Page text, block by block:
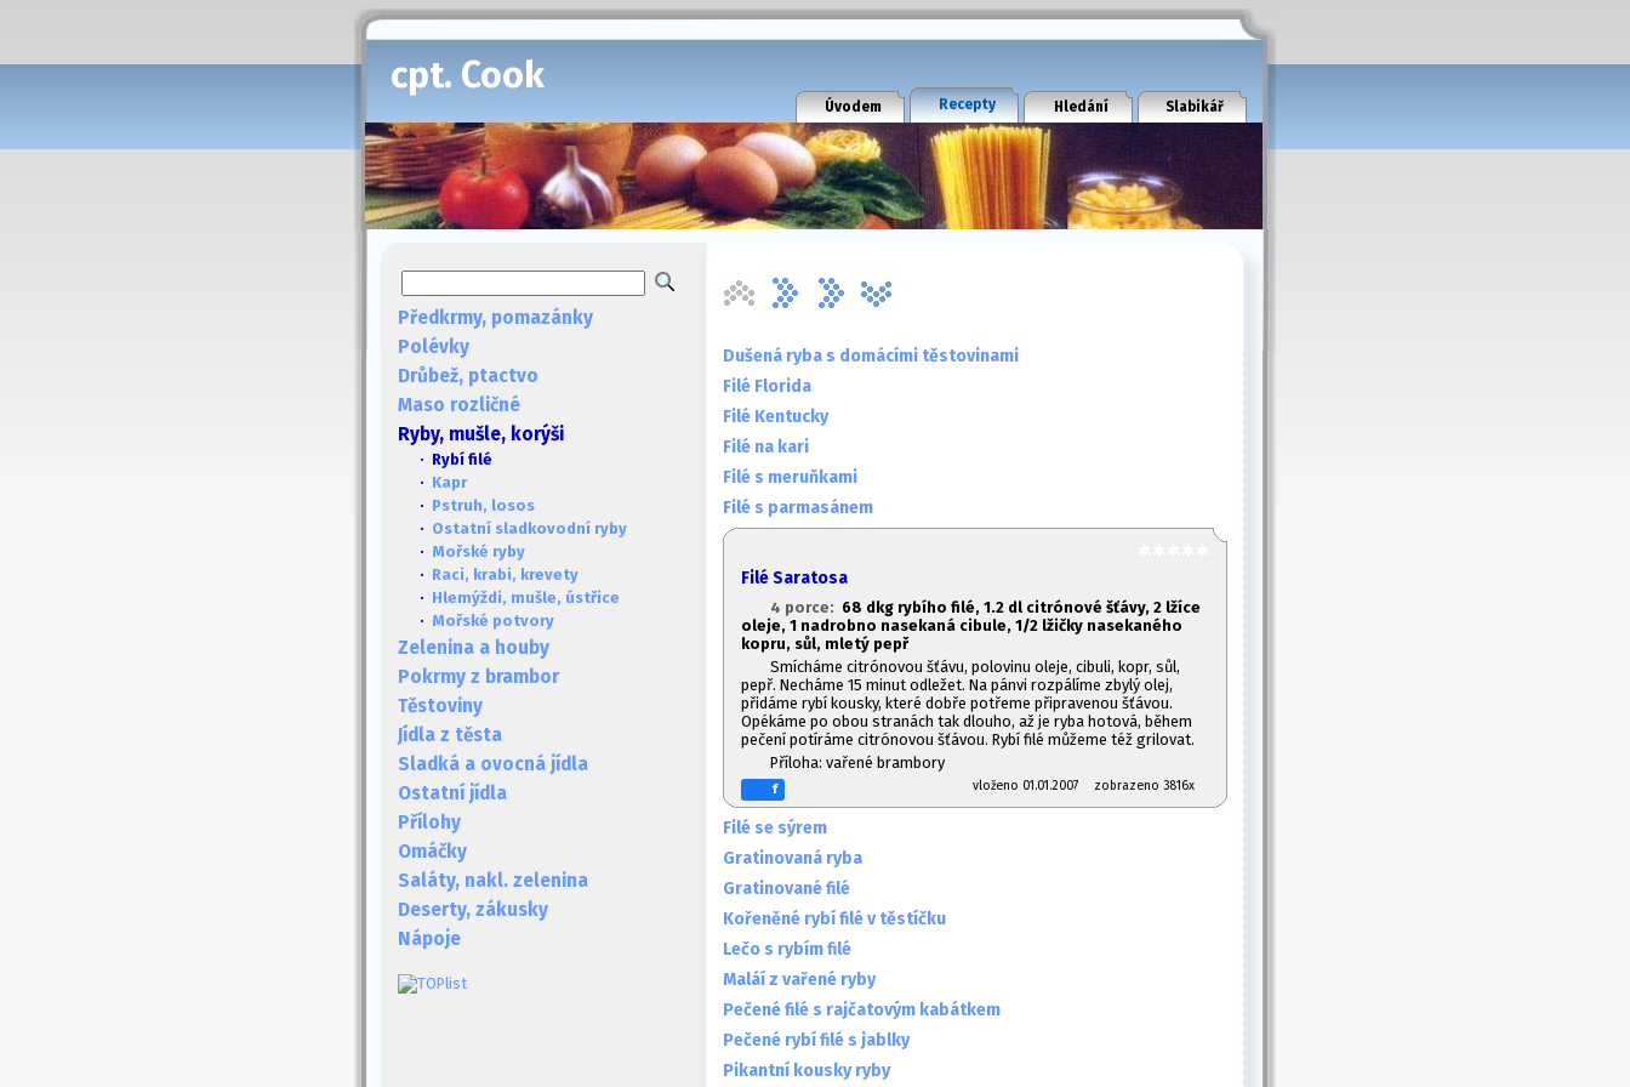
cpt. Cook
Úvodem Recepty Hledání Slabikář
Předkrmy, pomazánky
Polévky
Drůbež, ptactvo
Maso rozličné
Ryby, mušle, korýši
· Rybí filé
· Kapr
· Pstruh, losos
· Ostatní sladkovodní ryby
· Mořské ryby
· Raci, krabi, krevety
· Hlemýždi, mušle, ústřice
· Mořské potvory
Zelenina a houby
Pokrmy z brambor
Těstoviny
Jídla z těsta
Sladká a ovocná jídla
Ostatní jídla
Přílohy
Omáčky
Saláty, nakl. zelenina
Deserty, zákusky
Nápoje
Dušená ryba s domácími těstovinami
Filé Florida
Filé Kentucky
Filé na kari
Filé s meruňkami
Filé s parmasánem
Filé Saratosa
4 porce: 68 dkg rybího filé, 1.2 dl citrónové šťávy, 2 lžíce
oleje, 1 nadrobno nasekaná cibule, 1/2 lžičky nasekaného
kopru, sůl, mletý pepř
Smícháme citrónovou šťávu, polovinu oleje, cibuli, kopr, sůl,
pepř. Necháme 15 minut odležet. Na pánvi rozpálíme zbylý olej,
přidáme rybí kousky, které dobře potřeme připravenou šťávou.
Opékáme po obou stranách tak dlouho, až je ryba hotová, během
pečení potíráme citrónovou šťávou. Rybí filé můžeme též grilovat.
Příloha: vařené brambory
f vloženo 01.01.2007 zobrazeno 3816x
Filé se sýrem
Gratinovaná ryba
Gratinované filé
Kořeněné rybí filé v těstíčku
Lečo s rybím filé
Maláí z vařené ryby
Pečené filé s rajčatovým kabátkem
Pečené rybí filé s jablky
Pikantní kousky ryby